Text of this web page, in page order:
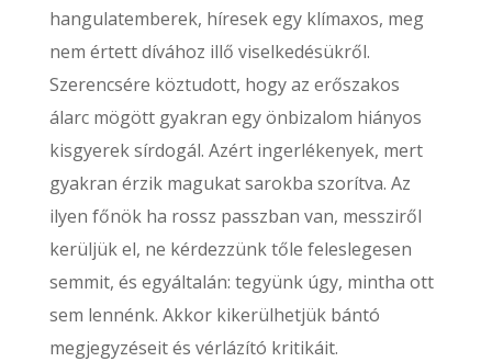
hangulatemberek, híresek egy klímaxos, meg
nem értett dívához illő viselkedésükről.
Szerencsére köztudott, hogy az erőszakos
álarc mögött gyakran egy önbizalom hiányos
kisgyerek sírdogál. Azért ingerlékenyek, mert
gyakran érzik magukat sarokba szorítva. Az
ilyen főnök ha rossz passzban van, messziről
kerüljük el, ne kérdezzünk tőle feleslegesen
semmit, és egyáltalán: tegyünk úgy, mintha ott
sem lennénk. Akkor kikerülhetjük bántó
megjegyzéseit és vérlázító kritikáit.